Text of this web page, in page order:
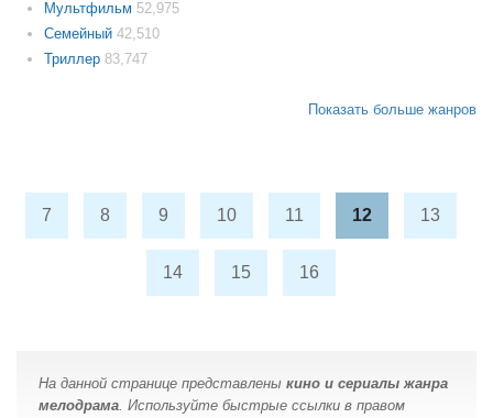
Мультфильм 52,975
Семейный 42,510
Триллер 83,747
Показать больше жанров
7 8 9 10 11 12 13
14 15 16
На данной странице представлены кино и сериалы жанра
мелодрама. Используйте быстрые ссылки в правом